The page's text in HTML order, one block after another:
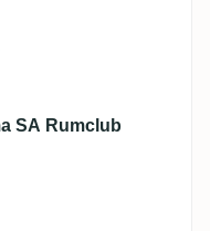
SA Rumclub